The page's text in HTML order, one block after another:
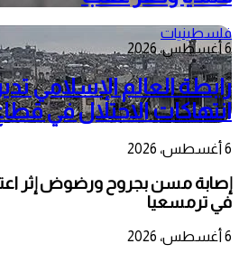
فلسطينيات
6 أغسطس، 2026
رابطة العالم الإسلامي
انتهاكات الاحتلال في
6 أغسطس، 2026
إصابة مسن بجروح ورضوض إثر
في ترمسعيا
6 أغسطس، 2026